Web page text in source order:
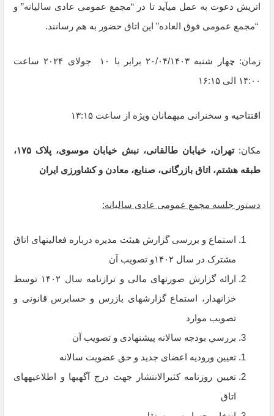
اتریش دعوت به عمل می­آید تا در “مجمع عمومی عادی سالیانه” و
“مجمع عمومی فوق العاده” این اتاق حضور به هم رسانند.
زمان: چهار شنبه ۲۰/۰۴/۱۴۰۳ برابر با ۱۰ جولای ۲۰۲۴ ساعت
۱۴:۰۰ الی ۱۶:۱۵
اقتتاحیه و سخنرانی میهمانان ویژه از ساعت ۱۳:۱۵
مکان:
تهران، خیابان طالقانی، نبش خیابان موسوی، پلاک ۱۷۵،
طبقه هشتم، اتاق بازرگانی، صنایع، معادن و کشاورزی ایران
دستور جلسه مجمع عمومی عادی سالیانه:
استماع و بررسی گزارش هیئت مدیره درباره فعالیت­های اتاق
مشترک در سال ۱۴۰۲و تصویب آن
ارائه گزارش صورتهای مالی و ترازنامه سال ۱۴۰۲ توسط
خزانه­دار، استماع گزارشهای بازرس و حسابرس قانونی و
تصویب موارد
بررﺳﻲ ﺑﻮدﺟﻪ ﺳﺎﻻﻧﻪ ﭘﻴﺸﻨﻬﺎدی و ﺗﺼﻮﻳﺐ آن
تعیین ورودیه اعضای جدید و حق عضویت سالانه
تعیین روزنامه کثیرالانتشار جهت درج آگهی­ها و اطلاعیه­های
اتاق